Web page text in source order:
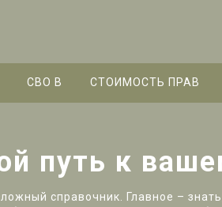
СВО B СТОИМОСТЬ ПРАВ
путь к
справочник. Главное –